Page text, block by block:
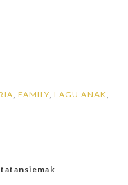
, FAMILY, LAGU ANAK,